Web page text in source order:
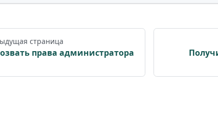
страница
права администратора